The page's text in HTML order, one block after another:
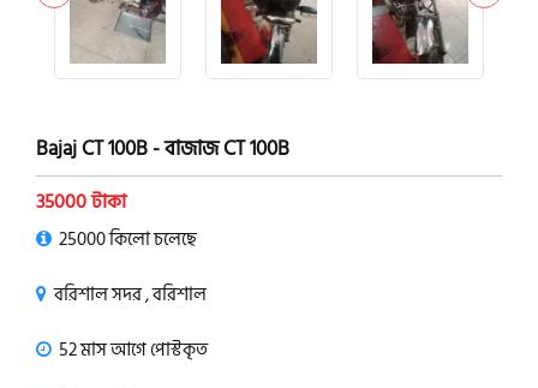
Bajaj CT 100B - বাজাজ CT 100B
35000 টাকা
25000 কিলো চলেছে
বরিশাল সদর , বরিশাল
52 মাস আগে পোস্টকৃত